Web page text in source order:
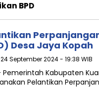
BPD
Desa Jaya Kopah
September 2024 - 19:38 WIB
– Pemerintah Kabupaten
Pelantikan